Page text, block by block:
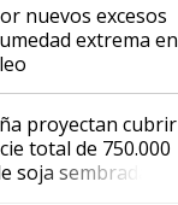
nuevos excesos
extrema en
proyectan cubrir
total de 750.000
soja sembradas